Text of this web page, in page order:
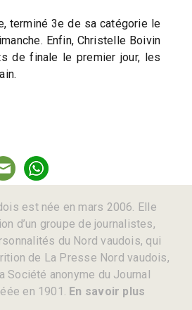
terminé 3e de sa catégorie le
Enfin, Christelle Boivin
de finale le premier jour, les
est née en mars 2006. Elle
d’un groupe de journalistes,
du Nord vaudois, qui
de La Presse Nord vaudois,
Société anonyme du Journal
en 1901. En savoir plus